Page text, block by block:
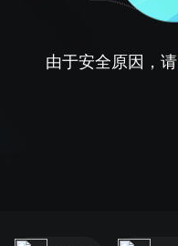
由于安全原因，请